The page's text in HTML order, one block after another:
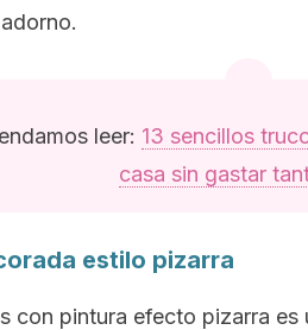
leer: 13 sencillos
casa sin gastar
estilo pizarra
con pintura efecto pizarra es